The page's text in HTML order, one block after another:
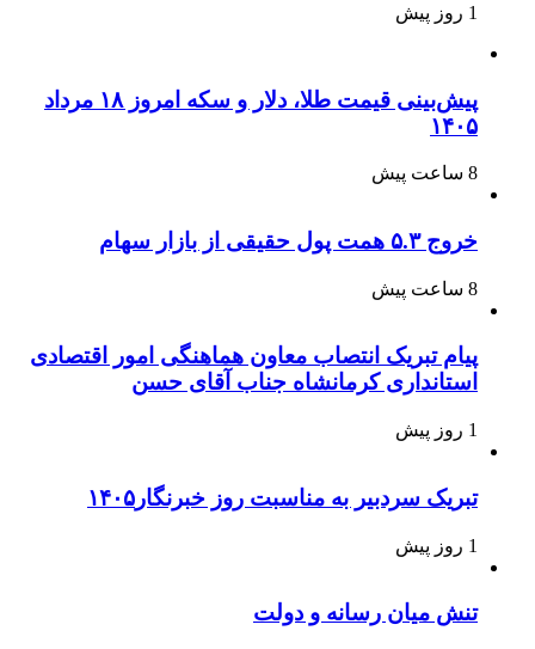
1 روز پیش
پیش‌بینی قیمت طلا، دلار و سکه امروز ۱۸ مرداد
۱۴۰۵
8 ساعت پیش
خروج ۵.۳ همت پول حقیقی از بازار سهام
8 ساعت پیش
پیام تبریک انتصاب معاون هماهنگی امور اقتصادی
استانداری کرمانشاه جناب آقای حسن
1 روز پیش
تبریک سردبیر به مناسبت روز خبرنگار۱۴۰۵
1 روز پیش
تنش میان رسانه و دولت